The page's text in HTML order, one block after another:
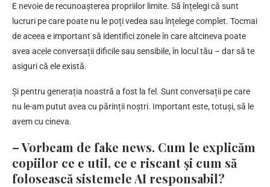
E nevoie de recunoașterea propriilor limite. Să înțelegi că sunt
lucruri pe care poate nu le poți vedea sau înțelege complet. Tocmai
de aceea e important să identifici zonele în care altcineva poate
avea acele conversații dificile sau sensibile, în locul tău – dar să te
asiguri că ele există.
Și pentru generația noastră a fost la fel. Sunt conversații pe care
nu le-am putut avea cu părinții noștri. Important este, totuși, să le
avem cu cineva.
– Vorbeam de fake news. Cum le explicăm
copiilor ce e util, ce e riscant și cum să
folosească sistemele AI responsabil?